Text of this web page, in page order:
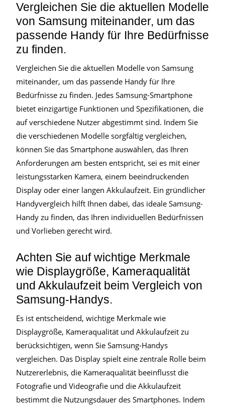
Vergleichen Sie die aktuellen Modelle
von Samsung miteinander, um das
passende Handy für Ihre Bedürfnisse
zu finden.
Vergleichen Sie die aktuellen Modelle von Samsung
miteinander, um das passende Handy für Ihre
Bedürfnisse zu finden. Jedes Samsung-Smartphone
bietet einzigartige Funktionen und Spezifikationen, die
auf verschiedene Nutzer abgestimmt sind. Indem Sie
die verschiedenen Modelle sorgfältig vergleichen,
können Sie das Smartphone auswählen, das Ihren
Anforderungen am besten entspricht, sei es mit einer
leistungsstarken Kamera, einem beeindruckenden
Display oder einer langen Akkulaufzeit. Ein gründlicher
Handyvergleich hilft Ihnen dabei, das ideale Samsung-
Handy zu finden, das Ihren individuellen Bedürfnissen
und Vorlieben gerecht wird.
Achten Sie auf wichtige Merkmale
wie Displaygröße, Kameraqualität
und Akkulaufzeit beim Vergleich von
Samsung-Handys.
Es ist entscheidend, wichtige Merkmale wie
Displaygröße, Kameraqualität und Akkulaufzeit zu
berücksichtigen, wenn Sie Samsung-Handys
vergleichen. Das Display spielt eine zentrale Rolle beim
Nutzererlebnis, die Kameraqualität beeinflusst die
Fotografie und Videografie und die Akkulaufzeit
bestimmt die Nutzungsdauer des Smartphones. Indem